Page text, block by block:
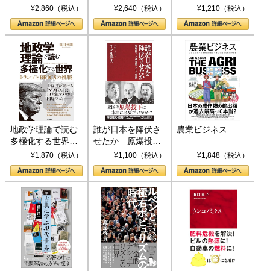
¥2,860（税込） ¥2,640（税込）
ト S 039)¥1,210（税込）
地政学理論で読む
多極化する世界：
トランプとBRICS
の挑戦
¥1,870（税込）
誰が日本を降伏さ
せたか 原爆投
下、ソ連参戦、そ
して聖断 (PHP新
書)
¥1,100（税込）
農業ビジネス
¥1,848（税込）